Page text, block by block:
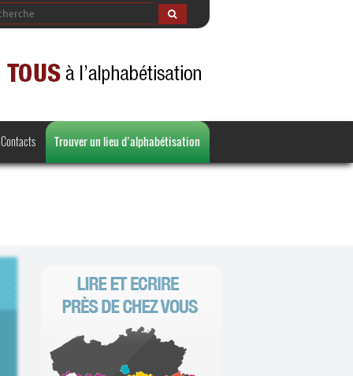
Contacts Trouver un lieu d’alphabétisation